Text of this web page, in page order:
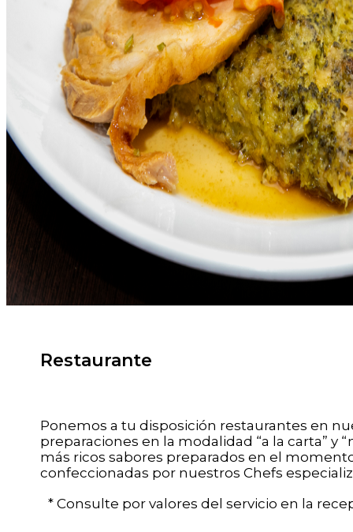
Restaurante
Ponemos a tu disposición restaurantes en
preparaciones en la modalidad “a la carta” y
más ricos sabores preparados en el
confeccionadas por nuestros Chefs
* Consulte por valores del servicio en la